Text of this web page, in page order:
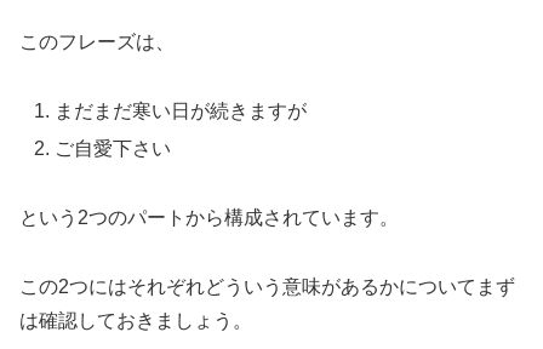
このフレーズは、
まだまだ寒い日が続きますが
ご自愛下さい
という2つのパートから構成されています。
この2つにはそれぞれどういう意味があるかについてまず
は確認しておきましょう。